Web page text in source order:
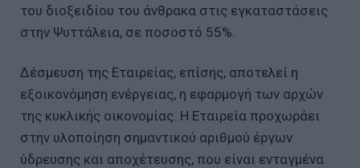
του διοξειδίου του άνθρακα στις εγκαταστάσεις
στην Ψυττάλεια, σε ποσοστό 55%.
Δέσμευση της Εταιρείας, επίσης, αποτελεί η
εξοικονόμηση ενέργειας, η εφαρμογή των αρχών
της κυκλικής οικονομίας. Η Εταιρεία προχωράει
στην υλοποίηση σημαντικού αριθμού έργων
ύδρευσης και αποχέτευσης, που είναι ενταγμένα